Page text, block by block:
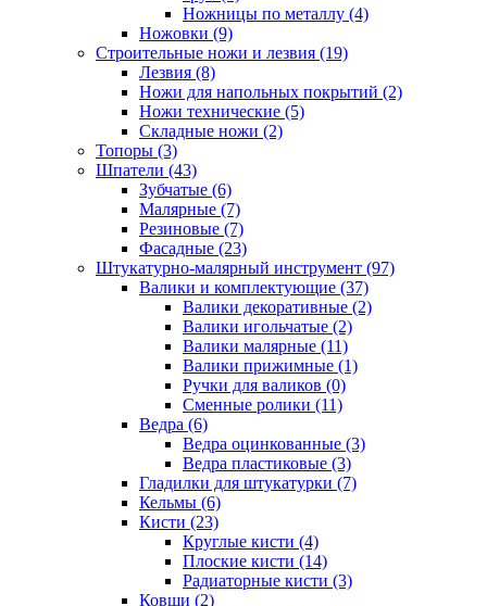
Ножницы по металлу (4)
Ножовки (9)
Строительные ножи и лезвия (19)
Лезвия (8)
Ножи для напольных покрытий (2)
Ножи технические (5)
Складные ножи (2)
Топоры (3)
Шпатели (43)
Зубчатые (6)
Малярные (7)
Резиновые (7)
Фасадные (23)
Штукатурно-малярный инструмент (97)
Валики и комплектующие (37)
Валики декоративные (2)
Валики игольчатые (2)
Валики малярные (11)
Валики прижимные (1)
Ручки для валиков (0)
Сменные ролики (11)
Ведра (6)
Ведра оцинкованные (3)
Ведра пластиковые (3)
Гладилки для штукатурки (7)
Кельмы (6)
Кисти (23)
Круглые кисти (4)
Плоские кисти (14)
Радиаторные кисти (3)
Ковши (2)